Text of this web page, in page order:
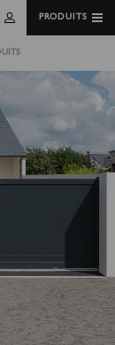
PRODUITS